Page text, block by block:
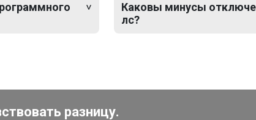
Каковы минусы
лс?
разницу.